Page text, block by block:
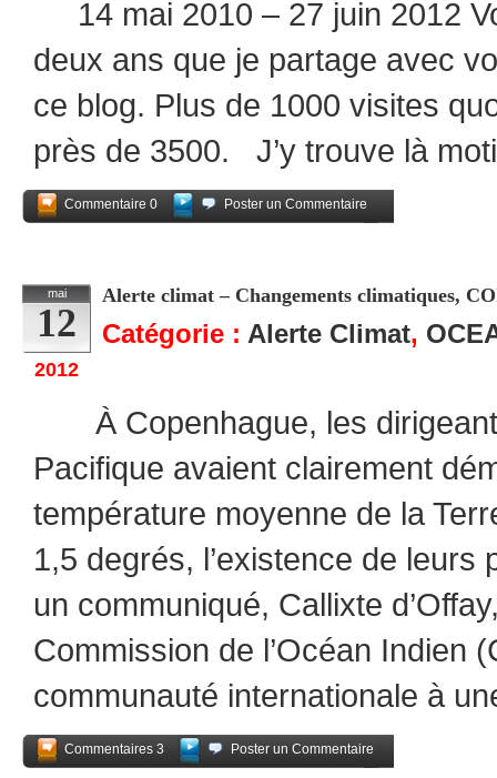
14 mai 2010 – 27 juin 2012
deux ans que je partage avec
ce blog. Plus de 1000 visites
près de 3500. J’y trouve là
Commentaire 0
Poster un Commentaire
mai
12
2012
Alerte climat – Changements climatiques,
Catégorie : Alerte Climat,
À Copenhague, les
Pacifique avaient clairement
température moyenne de la
1,5 degrés, l’existence de
un communiqué, Callixte
Commission de l’Océan Indien
communauté internationale à
Commentaires 3
Poster un Commentaire